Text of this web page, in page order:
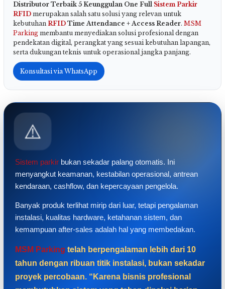
Distributor Terbaik 5 Keunggulan One Full Sistem Parkir
RFID merupakan salah satu solusi yang relevan untuk
kebutuhan RFID Time Attendance + Access Reader. MSM
Parking membantu menyediakan solusi profesional dengan
pendekatan digital, perangkat yang sesuai kebutuhan lapangan,
serta dukungan teknis untuk operasional jangka panjang.
Konsultasi via WhatsApp
⚠️
Sistem parkir bukan sekadar palang otomatis. Ini
menyangkut keamanan, kestabilan operasional, antrean
kendaraan, cashflow, dan kepercayaan pengelola.
Banyak produk terlihat mirip dari luar, tetapi pengalaman
instalasi, kualitas hardware, ketahanan sistem, dan
kemampuan after-sales adalah hal yang membedakan.
MSM Parking telah berpengalaman lebih dari 10
tahun dengan ribuan titik instalasi, bukan sekadar
proyek percobaan. “Karena bisnis profesional